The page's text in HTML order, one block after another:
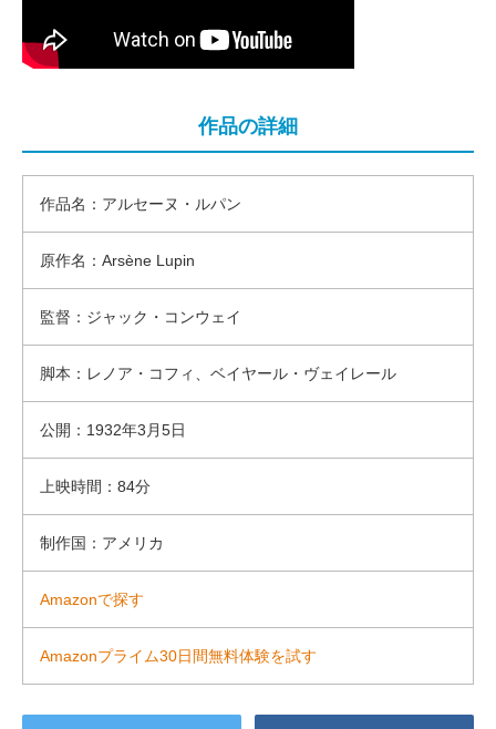
作品の詳細
作品名：アルセーヌ・ルパン
原作名：Arsène Lupin
監督：ジャック・コンウェイ
脚本：レノア・コフィ、ベイヤール・ヴェイレール
公開：1932年3月5日
上映時間：84分
制作国：アメリカ
Amazonで探す
Amazonプライム30日間無料体験を試す